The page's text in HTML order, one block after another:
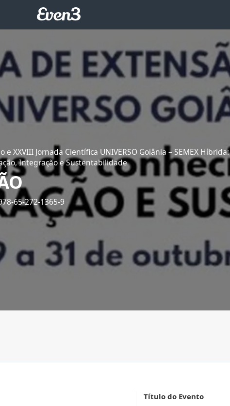
XXVIII Jornada Científica UNIVERSO Goiânia – SEMEX Híbrida:
Integração e Sustentabilidade
65-272-1365-9
Título do Evento